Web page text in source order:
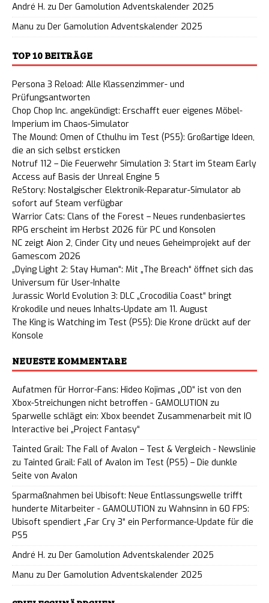
André H. zu Der Gamolution Adventskalender 2025
Manu zu Der Gamolution Adventskalender 2025
TOP 10 BEITRÄGE
Persona 3 Reload: Alle Klassenzimmer- und
Prüfungsantworten
Chop Chop Inc. angekündigt: Erschafft euer eigenes Möbel-
Imperium im Chaos-Simulator
The Mound: Omen of Cthulhu im Test (PS5): Großartige Ideen,
die an sich selbst ersticken
Notruf 112 – Die Feuerwehr Simulation 3: Start im Steam Early
Access auf Basis der Unreal Engine 5
ReStory: Nostalgischer Elektronik-Reparatur-Simulator ab
sofort auf Steam verfügbar
Warrior Cats: Clans of the Forest – Neues rundenbasiertes
RPG erscheint im Herbst 2026 für PC und Konsolen
NC zeigt Aion 2, Cinder City und neues Geheimprojekt auf der
Gamescom 2026
„Dying Light 2: Stay Human“: Mit „The Breach“ öffnet sich das
Universum für User-Inhalte
Jurassic World Evolution 3: DLC „Crocodilia Coast“ bringt
Krokodile und neues Inhalts-Update am 11. August
The King is Watching im Test (PS5): Die Krone drückt auf der
Konsole
NEUESTE KOMMENTARE
Aufatmen für Horror-Fans: Hideo Kojimas „OD“ ist von den
Xbox-Streichungen nicht betroffen - GAMOLUTION zu
Sparwelle schlägt ein: Xbox beendet Zusammenarbeit mit IO
Interactive bei „Project Fantasy“
Tainted Grail: The Fall of Avalon – Test & Vergleich - Newslinie
zu Tainted Grail: Fall of Avalon im Test (PS5) – Die dunkle
Seite von Avalon
Sparmaßnahmen bei Ubisoft: Neue Entlassungswelle trifft
hunderte Mitarbeiter - GAMOLUTION zu Wahnsinn in 60 FPS:
Ubisoft spendiert „Far Cry 3“ ein Performance-Update für die
PS5
André H. zu Der Gamolution Adventskalender 2025
Manu zu Der Gamolution Adventskalender 2025